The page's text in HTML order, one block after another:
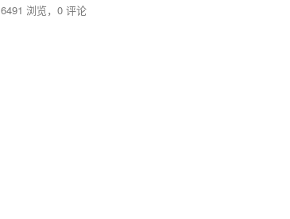
6491 浏览，0 评论